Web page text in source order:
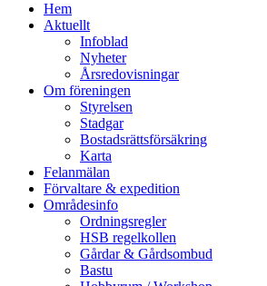
Hem
Aktuellt
Infoblad
Nyheter
Årsredovisningar
Om föreningen
Styrelsen
Stadgar
Bostadsrättsförsäkring
Karta
Felanmälan
Förvaltare & expedition
Områdesinfo
Ordningsregler
HSB regelkollen
Gårdar & Gårdsombud
Bastu